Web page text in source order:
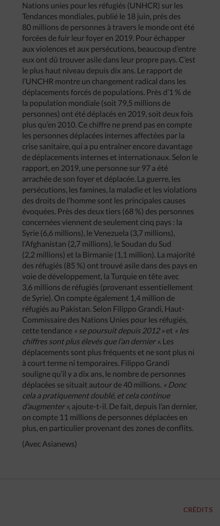
Nations unies pour les réfugiés (UNHCR) sur les
Tendances mondiales, publié le 18 juin, près des
80 millions de personnes à travers le monde ont été
forcées de fuir leur foyer en 2019. Pour échapper
aux violences et aux persécutions, beaucoup d’entre
eux ont dû trouver asile dans leur propre pays. C’est
le plus haut niveau depuis dix ans. Le rapport de
l’UNCHR montre un changement radical dans les
déplacements forcés de populations. Près d’1 % de
la population mondiale (soit 79,5 millions de
personnes) ont été déplacés en 2019, soit deux fois
plus qu’en 2010. Ce chiffre ne prend pas en compte
les personnes déplacées internes affectées par la
crise sanitaire, qui a pu entraîner encore davantage
de déplacements internes et internationaux. Selon le
rapport, en 2019, une personne sur 97 a été
arrachée de son foyer et déplacée. La guerre, les
persécutions, les famines, la maladie et les violations
des droits de l’homme sont les principales causes
évoquées. Près des deux tiers (68 %) des personnes
concernées viennent de seulement cinq pays : la
Syrie (6,6 millions), le Venezuela (3,7 millions),
l’Afghanistan (2,7 millions), le Soudan du Sud
(2,2 millions) et la Birmanie (1,1 million). La majorité
des réfugiés (85 %) ont trouvé asile dans des pays en
voie de développement, la Turquie en tête avec
3,6 millions de réfugiés (provenant essentiellement
de Syrie). On compte également 1,4 million de
réfugiés au Pakistan. Selon Filippo Grandi, Haut-
Commissaire des Nations Unies pour les réfugiés,
cette tendance « se poursuit depuis 2012 » et « les
chiffres sont plus élevés que l’an dernier ». Les
déplacements sont plus fréquents et ne sont plus ni
à court terme ni temporaires. Filippo Grandi
souligne qu’il y a dix ans, le nombre de personnes
déplacées se situait autour de 40 millions. « Donc
cela a pratiquement doublé, et cela continue
d’augmenter », ajoute-t-il. De fait, depuis l’an dernier,
on compte 11 millions de personnes déplacées en
plus, en particulier provenant des zones de conflits.
(Avec Asianews)
CRÉDITS